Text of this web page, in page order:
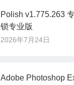
Polish v1.775.263
锁专业版
2026年7月24日
Adobe Photoshop